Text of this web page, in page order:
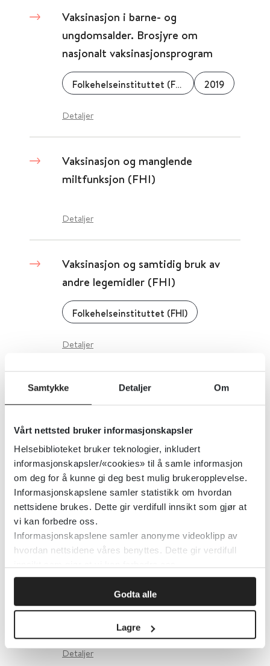
Samtykke Detaljer Om
Vårt nettsted bruker informasjonskapsler
Helsebiblioteket bruker teknologier, inkludert
informasjonskapsler/«cookies» til å samle informasjon
om deg for å kunne gi deg best mulig brukeropplevelse.
Informasjonskapslene samler statistikk om hvordan
nettsidene brukes. Dette gir verdifull innsikt som gjør at
vi kan forbedre oss.
Informasjonskapslene samler anonyme videoklipp av
hvordan nettsidene våres benyttes. Dette gir verdifull
Godta alle
Lagre
Vaksinasjon i barne- og
ungdomsalder. Brosjyre om
nasjonalt vaksinasjonsprogram
Folkehelseinstituttet (FHI) 2019
Detaljer
Vaksinasjon og manglende
miltfunksjon (FHI)
Detaljer
Vaksinasjon og samtidig bruk av
andre legemidler (FHI)
Folkehelseinstituttet (FHI)
Detaljer
Vaksinasjon ved immunsvikt (FHI)
Detaljer
Vaksinasjoner etter allogen
stamcelletransplantasjon til barn
(Helsedirektoratet)
Detaljer
Vaksinasjoner ved barnekreft
(Helsedirektoratet)
Detaljer